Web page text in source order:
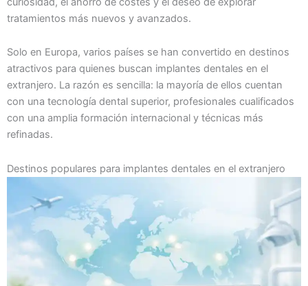
tratamientos más nuevos y avanzados.
Solo en Europa, varios países se han convertido en destinos
atractivos para quienes buscan implantes dentales en el
extranjero. La razón es sencilla: la mayoría de ellos cuentan
con una tecnología dental superior, profesionales cualificados
con una amplia formación internacional y técnicas más
refinadas.
Destinos populares para implantes dentales en el extranjero